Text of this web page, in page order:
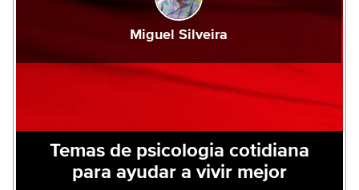
Miguel Silveira
Temas de psicologia cotidiana
para ayudar a vivir mejor